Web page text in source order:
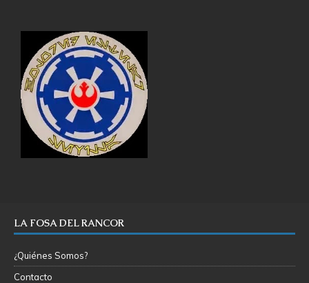
LA FOSA DEL RANCOR
¿Quiénes Somos?
Contacto